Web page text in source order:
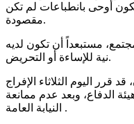
أوحى بانطباعات لم تكن
مقصودة.
مستبعداً أن تكون لديه
نية للإساءة أو التحريض.
اليوم الثلاثاء الإفراج
الدفاع، وبعد عدم ممانعة
النيابة العامة .